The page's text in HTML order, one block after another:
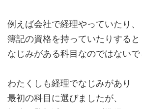
例えば会社で経理やっていたり、
簿記の資格を持っていたりすると
なじみがある科目なのではないで
わたくしも経理でなじみがあり
最初の科目に選びましたが、